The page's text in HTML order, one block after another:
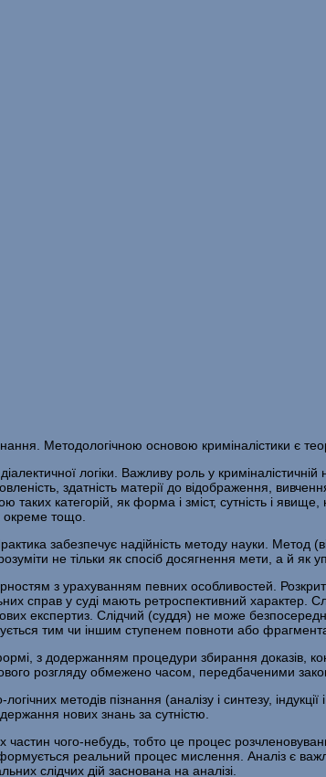
Методологічною основою кри­міналістики є
логіки. Важливу роль у криміналістичній
здатність матерії до відображення,
категорій, як форма і зміст, сутність і явище,
окреме тощо.
забезпечує надійність методу науки. Метод
не тільки як спосіб досягнення мети, а й як
з урахуванням певних осо­бливостей.
справ у суді мають ретроспективний характер.
експертиз. Слідчий (суддя) не може
тим чи іншим ступенем повноти або
з додержанням процедури збирання доказів,
розгляду обмежено часом, передбаченими
методів пізнання (аналізу і синтезу, індукції і
нових знань за сутністю.
чого-небудь, тобто це процес
реальний процес мислення. Аналіз є
слідчих дій заснована на аналізі.